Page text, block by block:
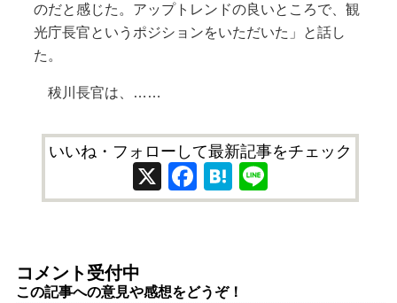
のだと感じた。アップトレンドの良いところで、観
光庁長官というポジションをいただいた」と話し
た。
秡川長官は、……
いいね・フォローして最新記事をチェック
X Facebook
Hatena
コメント受付中
この記事への意見や感想をどうぞ！